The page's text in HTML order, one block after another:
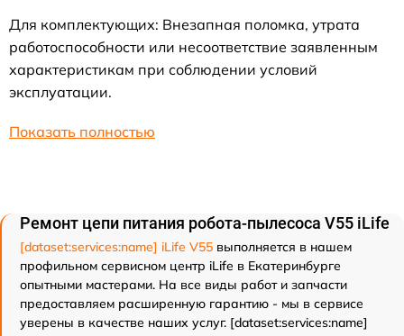
Для комплектующих: Внезапная поломка, утрата
работоспособности или несоответствие заявленным
характеристикам при соблюдении условий
эксплуатации.
Показать полностью
Ремонт цепи питания робота-пылесоса V55 iLife
[dataset:services:name] iLife V55 выполняется в нашем
профильном сервисном центр iLife в Екатеринбурге
опытными мастерами. На все виды работ и запчасти
предоставляем расширенную гарантию - мы в сервисе
уверены в качестве наших услуг. [dataset:services:name]